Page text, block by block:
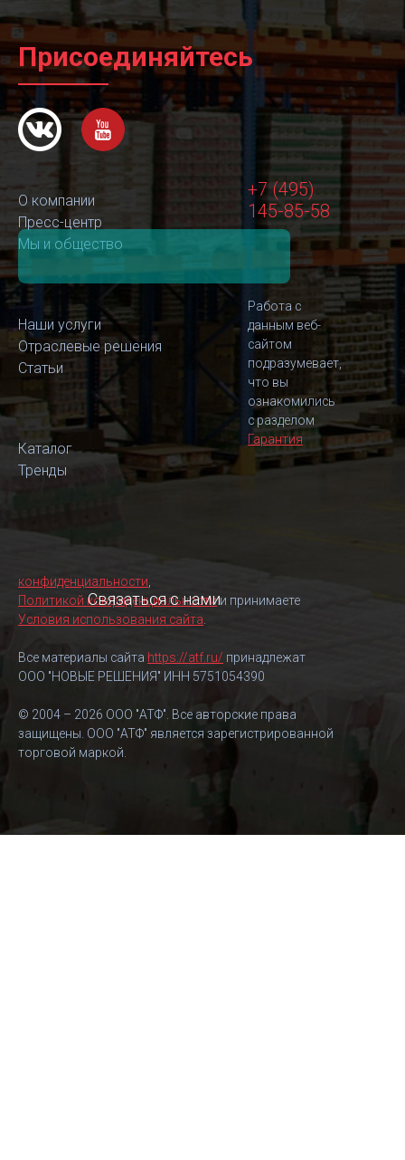
Присоединяйтесь
О компании
Пресс-центр
Мы и общество
Наши услуги
Отраслевые решения
Статьи
Каталог
Тренды
+7 (495)
145-85-58
Связаться с нами
Работа с
данным веб-
сайтом
подразумевает,
что вы
ознакомились
с разделом
Гарантия
конфиденциальности
Политикой конфиденциальностии принимаете
Условия использования сайта
Все материалы сайта https://atf.ru/ принадлежат
ООО "НОВЫЕ РЕШЕНИЯ" ИНН 5751054390
© 2004 – 2026 ООО "АТФ". Все авторские права
защищены. ООО "АТФ" является зарегистрированной
торговой маркой.